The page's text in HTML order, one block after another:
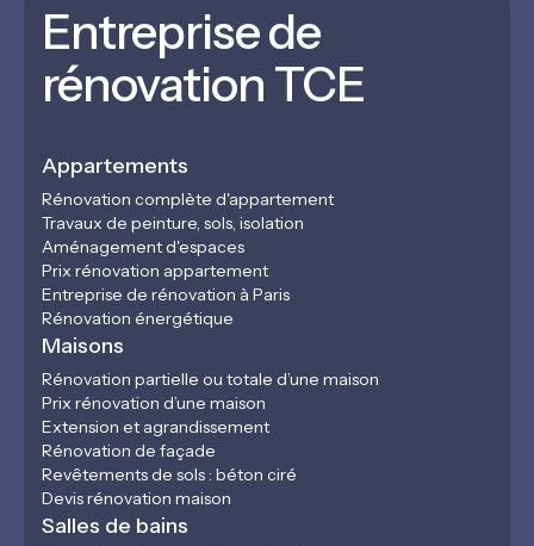
Entreprise de
rénovation TCE
Appartements
Rénovation complète d'appartement
Travaux de peinture, sols, isolation
Aménagement d'espaces
Prix rénovation appartement
Entreprise de rénovation à Paris
Rénovation énergétique
Maisons
Rénovation partielle ou totale d’une maison
Prix rénovation d’une maison
Extension et agrandissement
Rénovation de façade
Revêtements de sols : béton ciré
Devis rénovation maison
Salles de bains